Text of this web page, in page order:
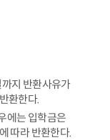
지 반환사유가
환한다.
에는 입학금은
따라 반환한다.